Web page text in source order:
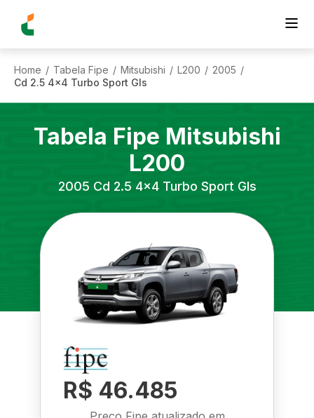
Home / Tabela Fipe / Mitsubishi / L200 / 2005 /
Cd 2.5 4x4 Turbo Sport Gls
Tabela Fipe Mitsubishi
L200
2005 Cd 2.5 4x4 Turbo Sport Gls
R$ 46.485